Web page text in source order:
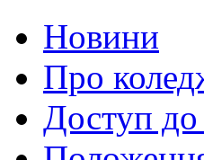
Новини
Про
Доступ до